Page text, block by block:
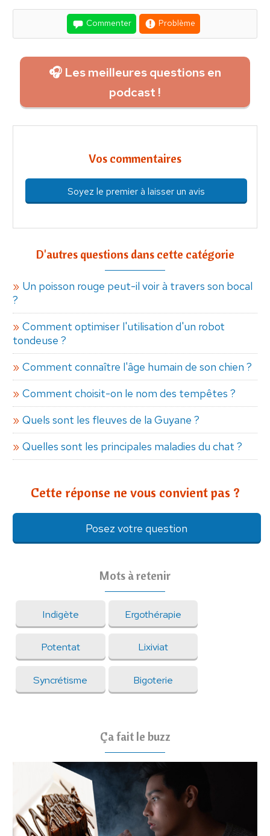
Commenter Problème
🎧 Les meilleures questions en
podcast !
Vos commentaires
Soyez le premier à laisser un avis
D'autres questions dans cette catégorie
Un poisson rouge peut-il voir à travers son bocal
?
Comment optimiser l'utilisation d'un robot
tondeuse ?
Comment connaître l'âge humain de son chien ?
Comment choisit-on le nom des tempêtes ?
Quels sont les fleuves de la Guyane ?
Quelles sont les principales maladies du chat ?
Cette réponse ne vous convient pas ?
Posez votre question
Mots à retenir
Indigète Ergothérapie
Potentat Lixiviat
Syncrétisme Bigoterie
Ça fait le buzz